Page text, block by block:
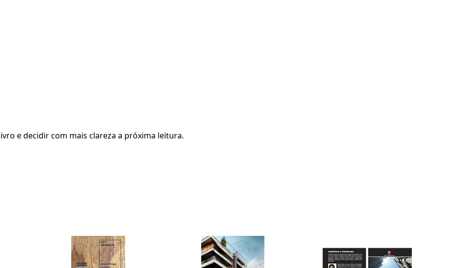
e decidir com mais clareza a próxima leitura.